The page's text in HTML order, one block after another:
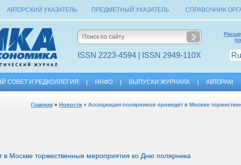
АВТОРСКИЙ УКАЗАТЕЛЬ ПРЕДМЕТНЫЙ УКАЗАТЕЛЬ СПРАВОЧНИК
ISSN 2223-4594 | ISSN 2949-110X Ru
СОВЕТ И РЕДКОЛЛЕГИЯ ИНФО ВЫПУСКИ ЖУРНАЛА АВТОРАМ
Главная » Новости » Ассоциация полярников проведёт в Москве
в Москве торжественные мероприятия ко Дню полярника